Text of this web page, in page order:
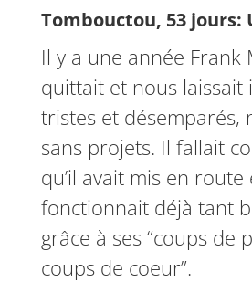
Tombouctou, 53 jours:
Il y a une année Frank
quittait et nous laissait
tristes et désemparés,
sans projets. Il fallait
qu’il avait mis en route
fonctionnait déjà tant
grâce à ses “coups de
coups de coeur”.